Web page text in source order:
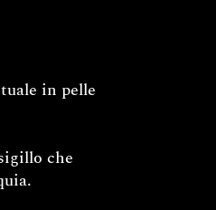
in pelle
che